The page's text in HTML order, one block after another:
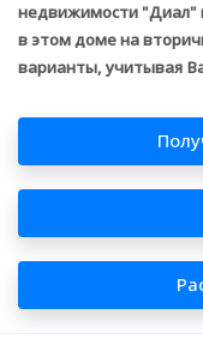
недвижимости "Диал"
в этом доме на
варианты, учитывая